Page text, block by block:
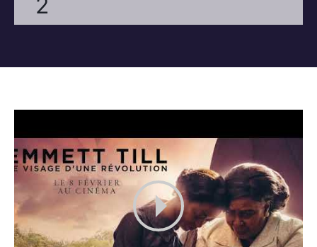
Références